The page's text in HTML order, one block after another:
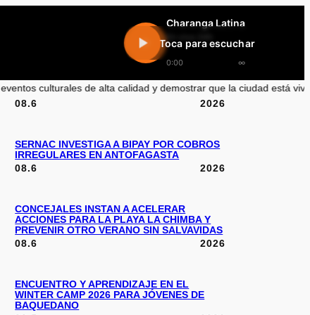
Charanga Latina
En vivo 24h
0:00 ∞
Toca para escuchar
de alta calidad y demostrar que la ciudad está viva»•Joaquín
08.6 2026
SERNAC INVESTIGA A BIPAY POR COBROS
IRREGULARES EN ANTOFAGASTA
08.6
2026
CONCEJALES INSTAN A ACELERAR
ACCIONES PARA LA PLAYA LA CHIMBA Y
PREVENIR OTRO VERANO SIN SALVAVIDAS
08.6
2026
ENCUENTRO Y APRENDIZAJE EN EL
WINTER CAMP 2026 PARA JÓVENES DE
BAQUEDANO